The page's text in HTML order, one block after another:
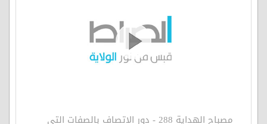
مصباح الهداية 288 - دور الاتصاف بالصفات التي